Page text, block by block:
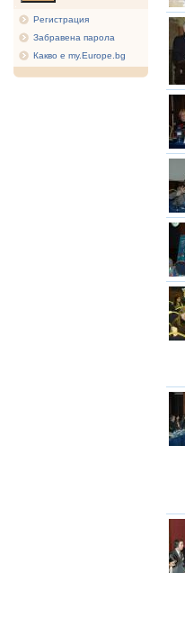
Регистрация
Забравена парола
Какво е my.Europe.bg